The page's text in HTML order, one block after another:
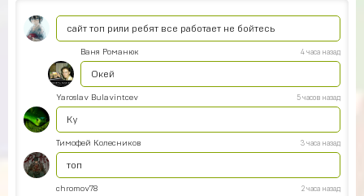
сайт топ рили ребят все работает не бойтесь
Ваня Романюк 4 часа назад
Окей
Yaroslav Bulavintcev 5 часов назад
Ку
Тимофей Колесников 3 часа назад
топ
chromov78 2 часа назад